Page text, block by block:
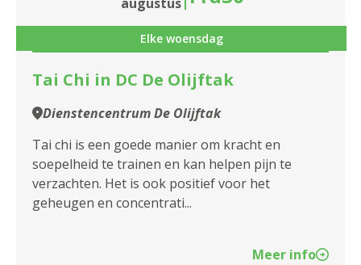
2050 Antwerpen-Linkeroever
2140 Borgerhout
2170 Merksem
2180 Ekeren
Elke woensdag
Tai Chi in DC De Olijftak
Dienstencentrum De Olijftak
Tai chi is een goede manier om kracht en
soepelheid te trainen en kan helpen pijn te
verzachten. Het is ook positief voor het
geheugen en concentrati...
Meer info